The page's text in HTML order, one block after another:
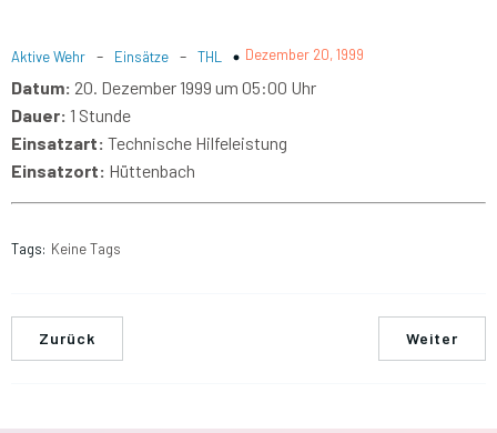
Aktive Wehr - Einsätze - THL Dezember 20, 1999
Datum: 20. Dezember 1999 um 05:00 Uhr
Dauer: 1 Stunde
Einsatzart: Technische Hilfeleistung
Einsatzort: Hüttenbach
Tags: Keine Tags
Zurück Weiter